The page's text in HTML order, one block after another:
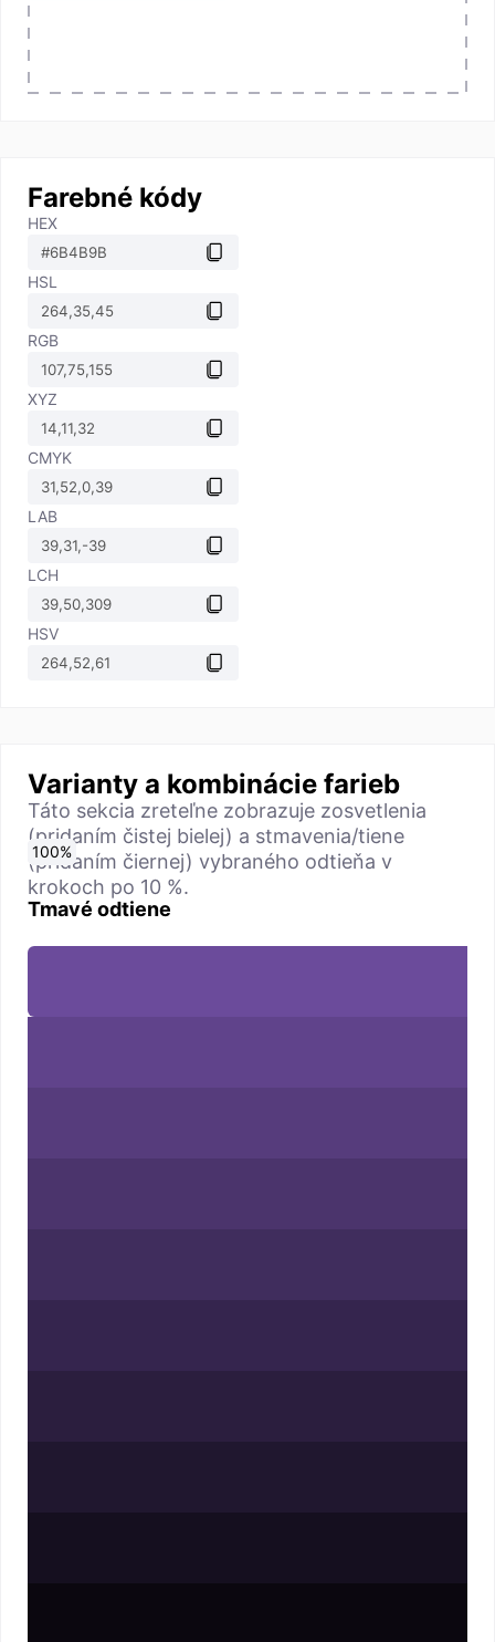
Farebné kódy
HEX
HSL
RGB
XYZ
CMYK
LAB
LCH
HSV
Varianty a kombinácie farieb
Táto sekcia zreteľne zobrazuje zosvetlenia
(pridaním čistej bielej) a stmavenia/tiene
(pridaním čiernej) vybraného odtieňa v
krokoch po 10 %.
Tmavé odtiene
0%
10%
20%
30%
40%
50%
60%
70%
80%
90%
100%